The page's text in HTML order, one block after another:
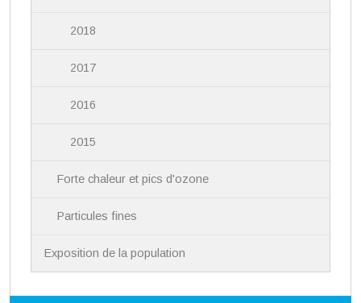
2018
2017
2016
2015
Forte chaleur et pics d'ozone
Particules fines
Exposition de la population